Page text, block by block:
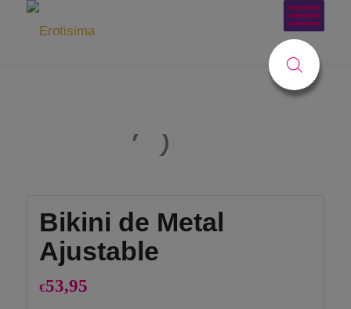
Usted está aquí: Inicio
Bikini de Metal
Ajustable
€53,95